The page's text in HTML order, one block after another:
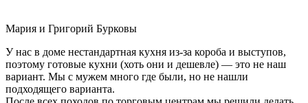
Мария и Григорий Бурковы
У нас в доме нестандартная кухня из-за короба и выступов,
поэтому готовые кухни (хоть они и дешевле) — это не наш
вариант. Мы с мужем много где были, но не нашли
подходящего варианта.